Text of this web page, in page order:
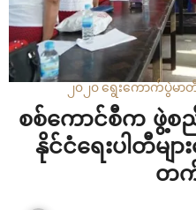
၂၀၂၀ ရွေးကောက်ပွဲမာ
စစ်ကောင်စီက ဖွဲ့စ
နိုင်ငံရေးပါတီမျာ
တ